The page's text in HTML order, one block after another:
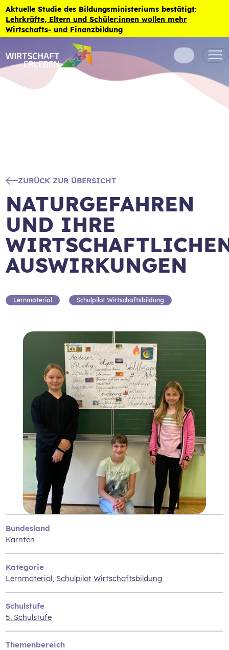
Zum Inhalt der Seite springen
Aktuelle Studie des Bildungsministeriums bestätigt:
Lehrkräfte, Eltern und Schüler:innen wollen mehr
Wirtschafts- und Finanzbildung
ZURÜCK ZUR ÜBERSICHT
NATURGEFAHREN
UND IHRE
AUSWIRKUNGEN
Lernmaterial Schulpilot Wirtschaftsbildung
Bundesland
Kärnten
Kategorie
Lernmaterial, Schulpilot Wirtschaftsbildung
Schulstufe
5. Schulstufe
Themenbereich